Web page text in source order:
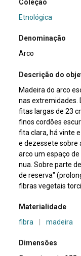
Coleção
Etnológica
Denominação
Arco
Descrição do
Madeira do arco
nas extremidades.
fitas largas de 23
finos cordões
fita clara, há vinte
e dezessete sobre
arco um espaço
nua. Sobre parte
de reserva"
fibras vegetais
Materialidade
fibra
madeira
Dimensões